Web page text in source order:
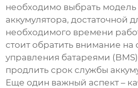
необходимо выбрать
аккумулятора, достаточной
необходимого времени
стоит обратить внимание на
управления батареями
продлить срок службы
Еще один важный аспект –